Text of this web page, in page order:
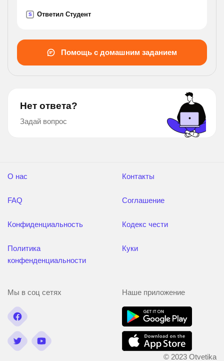
S Ответил Студент
Помощь с домашним заданием
Нет ответа?
Задай вопрос
О нас
FAQ
Конфиденциальность
Политика
конфенденциальности
Контакты
Соглашение
Кодекс чести
Куки
Мы в соц сетях Наше приложение
© 2023 Otvetika